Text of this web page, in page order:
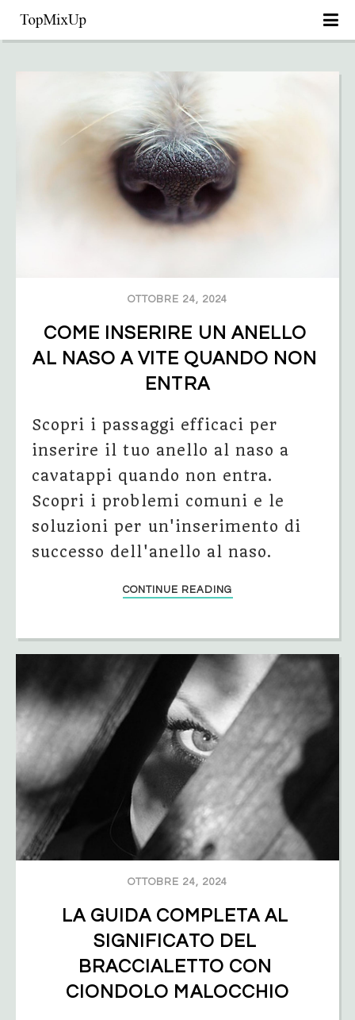
OTTOBRE 24, 2024
COME INSERIRE UN ANELLO
AL NASO A VITE QUANDO NON
ENTRA
Scopri i passaggi efficaci per
inserire il tuo anello al naso a
cavatappi quando non entra.
Scopri i problemi comuni e le
soluzioni per un'inserimento di
successo dell'anello al naso.
CONTINUE READING
OTTOBRE 24, 2024
LA GUIDA COMPLETA AL
SIGNIFICATO DEL
BRACCIALETTO CON
CIONDOLO MALOCCHIO